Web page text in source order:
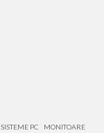
SISTEME PC
MONITOARE